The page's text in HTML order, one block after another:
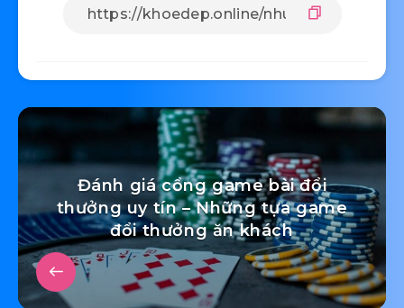
Đánh giá cổng game bài đổi
thưởng uy tín – Những tựa game
đổi thưởng ăn khách